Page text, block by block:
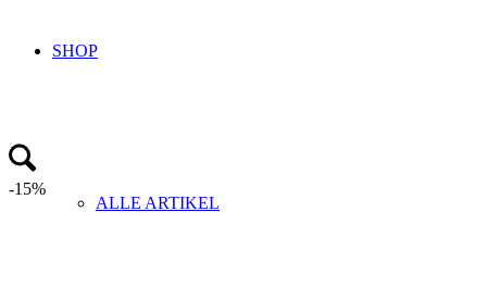
SHOP
ALLE ARTIKEL
-15%